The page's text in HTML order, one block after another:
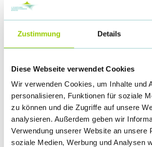
Zustimmung Details
Diese Webseite verwendet Cookies
Wir verwenden Cookies, um Inhalte und
personalisieren, Funktionen für soziale
zu können und die Zugriffe auf unsere
analysieren. Außerdem geben wir
Verwendung unserer Website an unsere
soziale Medien, Werbung und Analysen